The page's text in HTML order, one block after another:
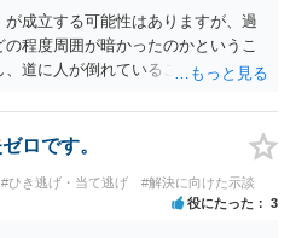
成立する可能性はありますが、過
程度周囲が暗かったのかというこ
道に人が倒れていることはあまり
は成立しないと考えます。 また、
告訴がなければ公訴提起はできま
ロです。
#ひき逃げ・当て逃げ #解決に向けた示談
役にたった 3